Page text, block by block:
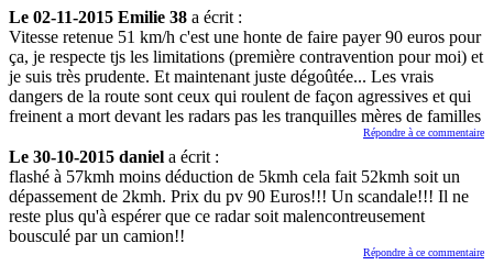
Le 02-11-2015 Emilie 38 a écrit :
Vitesse retenue 51 km/h c'est une honte de faire payer 90 euros pour
ça, je respecte tjs les limitations (première contravention pour moi) et
je suis très prudente. Et maintenant juste dégoûtée... Les vrais
dangers de la route sont ceux qui roulent de façon agressives et qui
freinent a mort devant les radars pas les tranquilles mères de familles
Répondre à ce commentaire
Le 30-10-2015 daniel a écrit :
flashé à 57kmh moins déduction de 5kmh cela fait 52kmh soit un
dépassement de 2kmh. Prix du pv 90 Euros!!! Un scandale!!! Il ne
reste plus qu'à espérer que ce radar soit malencontreusement
bousculé par un camion!!
Répondre à ce commentaire